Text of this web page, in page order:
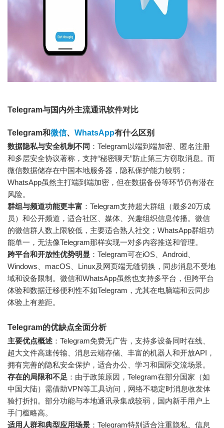
Telegram与国内外主流通讯软件对比
Telegram和微信、 WhatsApp有什么区别
数据隐私与安全机制不同 ：Telegram以端到端加密、匿名注册
和多层安全协议著称，支持“秘密聊天”防止第三方窃取消息。而
微信数据储存在中国本地服务器，隐私保护能力较弱；
WhatsApp虽然主打端到端加密，但在数据备份等环节仍有潜在
风险。
群组与频道功能更丰富 ：Telegram支持超大群组（最多20万成
员）和公开频道，适合社区、媒体、兴趣组织信息传播。微信
的微信群人数上限较低，主要适合熟人社交；WhatsApp群组功
能单一，无法像Telegram那样实现一对多内容推送和管理。
跨平台和开放性优势明显 ：Telegram可在iOS、Android、
Windows、macOS、Linux及网页端无缝切换，同步消息不受地
域和设备限制。微信和WhatsApp虽然也支持多平台，但跨平台
体验和数据迁移便利性不如Telegram，尤其在电脑端和云同步
体验上有差距。
Telegram的优缺点全面分析
主要优点概述 ：Telegram免费无广告，支持多设备同时在线、
超大文件高速传输、消息云端存储、丰富的机器人和开放API，
拥有完善的隐私安全保护，适合办公、学习和国际交流场景。
存在的局限和不足 ：由于政策原因，Telegram在部分国家（如
中国大陆）需借助VPN等工具访问，网络不稳定时消息收发体
验打折扣。部分功能与本地通讯录集成较弱，国内新手用户上
手门槛略高。
适用人群和典型应用场景 ：Telegram特别适合注重隐私、信息